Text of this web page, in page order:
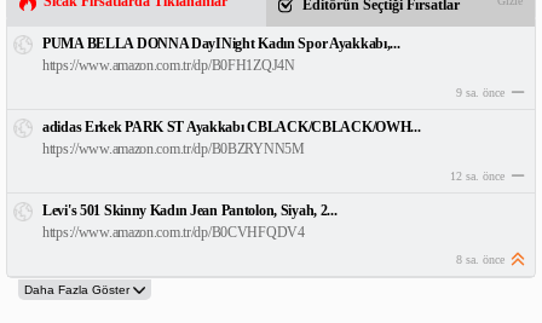
Editörün Seçtiği Fırsatlar
PUMA BELLA DONNA DayINight Kadın Spor Ayakkabı,...
https://www.amazon.com.tr/dp/B0FH1ZQJ4N
9 sa. önce
adidas Erkek PARK ST Ayakkabı CBLACK/CBLACK/OWH...
https://www.amazon.com.tr/dp/B0BZRYNN5M
12 sa. önce
Levi's 501 Skinny Kadın Jean Pantolon, Siyah, 2...
https://www.amazon.com.tr/dp/B0CVHFQDV4
8 sa. önce